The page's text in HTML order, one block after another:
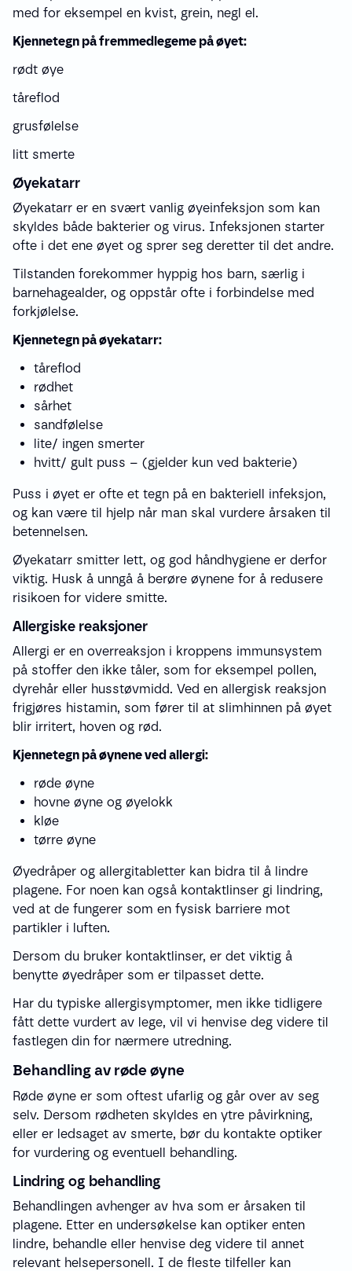
med for eksempel en kvist, grein, negl el.
Kjennetegn på fremmedlegeme på øyet:
rødt øye
tåreflod
grusfølelse
litt smerte
Øyekatarr
Øyekatarr er en svært vanlig øyeinfeksjon som kan
skyldes både bakterier og virus. Infeksjonen starter
ofte i det ene øyet og sprer seg deretter til det andre.
Tilstanden forekommer hyppig hos barn, særlig i
barnehagealder, og oppstår ofte i forbindelse med
forkjølelse.
Kjennetegn på øyekatarr:
tåreflod
rødhet
sårhet
sandfølelse
lite/ ingen smerter
hvitt/ gult puss – (gjelder kun ved bakterie)
Puss i øyet er ofte et tegn på en bakteriell infeksjon,
og kan være til hjelp når man skal vurdere årsaken til
betennelsen.
Øyekatarr smitter lett, og god håndhygiene er derfor
viktig. Husk å unngå å berøre øynene for å redusere
risikoen for videre smitte.
Allergiske reaksjoner
Allergi er en overreaksjon i kroppens immunsystem
på stoffer den ikke tåler, som for eksempel pollen,
dyrehår eller husstøvmidd. Ved en allergisk reaksjon
frigjøres histamin, som fører til at slimhinnen på øyet
blir irritert, hoven og rød.
Kjennetegn på øynene ved allergi:
røde øyne
hovne øyne og øyelokk
kløe
tørre øyne
Øyedråper og allergitabletter kan bidra til å lindre
plagene. For noen kan også kontaktlinser gi lindring,
ved at de fungerer som en fysisk barriere mot
partikler i luften.
Dersom du bruker kontaktlinser, er det viktig å
benytte øyedråper som er tilpasset dette.
Har du typiske allergisymptomer, men ikke tidligere
fått dette vurdert av lege, vil vi henvise deg videre til
fastlegen din for nærmere utredning.
Behandling av røde øyne
Røde øyne er som oftest ufarlig og går over av seg
selv. Dersom rødheten skyldes en ytre påvirkning,
eller er ledsaget av smerte, bør du kontakte optiker
for vurdering og eventuell behandling.
Lindring og behandling
Behandlingen avhenger av hva som er årsaken til
plagene. Etter en undersøkelse kan optiker enten
lindre, behandle eller henvise deg videre til annet
relevant helsepersonell. I de fleste tilfeller kan